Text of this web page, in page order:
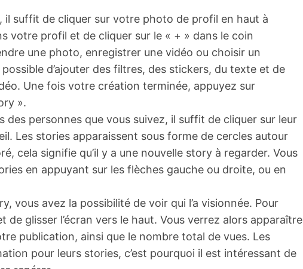
il suffit de cliquer sur votre photo de profil en haut à
votre profil et de cliquer sur le « + » dans le coin
une photo, enregistrer une vidéo ou choisir un
d’ajouter des filtres, des stickers, du texte et de
Une fois votre création terminée, appuyez sur
».
des personnes que vous suivez, il suffit de cliquer sur leur
Les stories apparaissent sous forme de cercles autour
cela signifie qu’il y a une nouvelle story à regarder. Vous
en appuyant sur les flèches gauche ou droite, ou en
vous avez la possibilité de voir qui l’a visionnée. Pour
glisser l’écran vers le haut. Vous verrez alors apparaître
publication, ainsi que le nombre total de vues. Les
pour leurs stories, c’est pourquoi il est intéressant de